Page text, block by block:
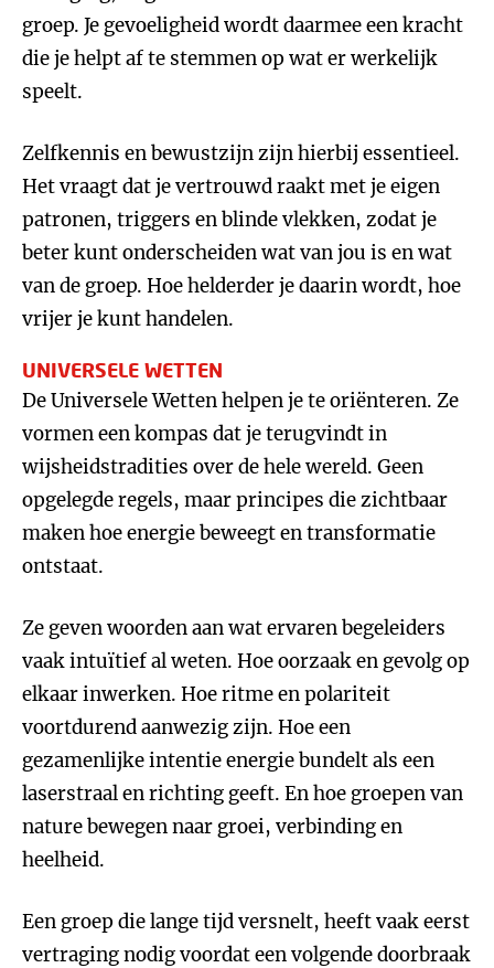
groep. Je gevoeligheid wordt daarmee een kracht
die je helpt af te stemmen op wat er werkelijk
speelt.
Zelfkennis en bewustzijn zijn hierbij essentieel.
Het vraagt dat je vertrouwd raakt met je eigen
patronen, triggers en blinde vlekken, zodat je
beter kunt onderscheiden wat van jou is en wat
van de groep. Hoe helderder je daarin wordt, hoe
vrijer je kunt handelen.
UNIVERSELE WETTEN
De Universele Wetten helpen je te oriënteren. Ze
vormen een kompas dat je terugvindt in
wijsheidstradities over de hele wereld. Geen
opgelegde regels, maar principes die zichtbaar
maken hoe energie beweegt en transformatie
ontstaat.
Ze geven woorden aan wat ervaren begeleiders
vaak intuïtief al weten. Hoe oorzaak en gevolg op
elkaar inwerken. Hoe ritme en polariteit
voortdurend aanwezig zijn. Hoe een
gezamenlijke intentie energie bundelt als een
laserstraal en richting geeft. En hoe groepen van
nature bewegen naar groei, verbinding en
heelheid.
Een groep die lange tijd versnelt, heeft vaak eerst
vertraging nodig voordat een volgende doorbraak